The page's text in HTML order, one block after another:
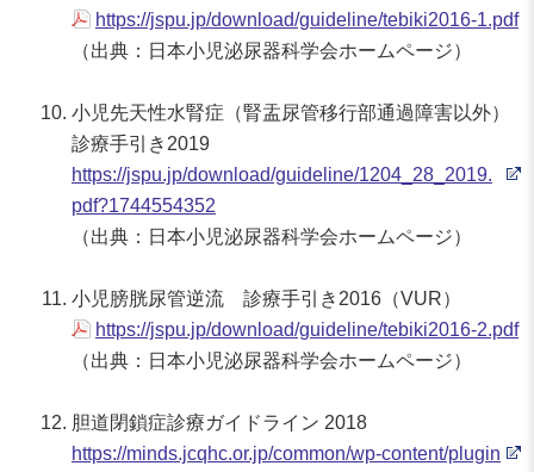
https://jspu.jp/download/guideline/tebiki2016-1.pdf
（出典：日本小児泌尿器科学会ホームページ）
小児先天性水腎症（腎盂尿管移行部通過障害以外）
診療手引き2019
https://jspu.jp/download/guideline/1204_28_2019.
pdf?1744554352
（出典：日本小児泌尿器科学会ホームページ）
小児膀胱尿管逆流 診療手引き2016（VUR）
https://jspu.jp/download/guideline/tebiki2016-2.pdf
（出典：日本小児泌尿器科学会ホームページ）
胆道閉鎖症診療ガイドライン 2018
https://minds.jcqhc.or.jp/common/wp-content/plugin